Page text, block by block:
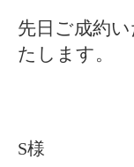
先日ご成約
たします。
S様